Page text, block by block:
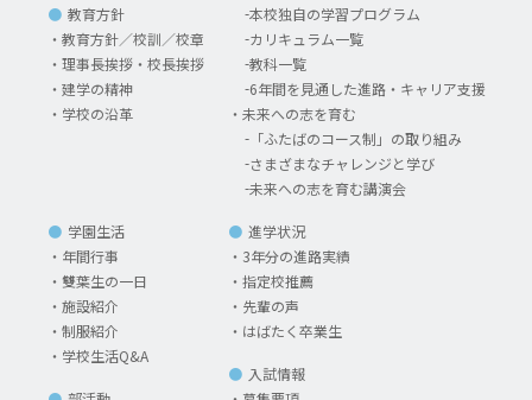
教育方針
教育方針／校訓／校章
理事長挨拶・校長挨拶
建学の精神
学校の沿革
本校独自の学習プログラム
カリキュラム一覧
教科一覧
6年間を見通した進路・キャリア支援
未来への志を育む
「ふたばのコース制」の取り組み
さまざまなチャレンジと学び
未来への志を育む講演会
学園生活
年間行事
雙葉生の一日
施設紹介
制服紹介
学校生活Q&A
進学状況
3年分の進路実績
指定校推薦
先輩の声
はばたく卒業生
入試情報